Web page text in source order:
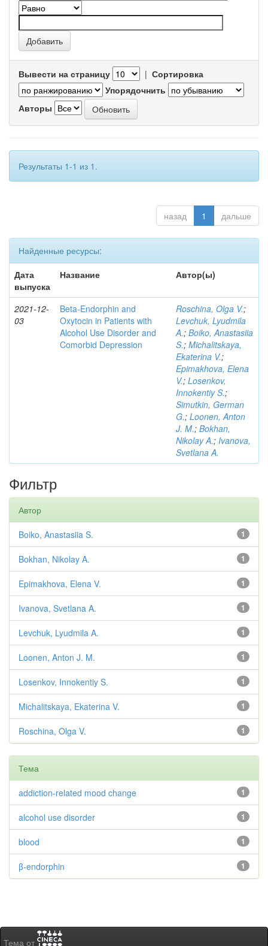
Вывести на страницу | Сортировка
Упорядочнить
Авторы
Результаты 1-1 из 1.
назад 1 дальше
Найденные ресурсы:
Дата
выпуска
Название Автор(ы)
2021-12-
03
Beta-Endorphin and
Oxytocin in Patients with
Alcohol Use Disorder and
Comorbid Depression
Roschina, Olga V.;
Levchuk, Lyudmila
A.; Boiko, Anastasiia
S.; Michalitskaya,
Ekaterina V.;
Epimakhova, Elena
V.; Losenkov,
Innokentiy S.;
Simutkin, German
G.; Loonen, Anton
J. M.; Bokhan,
Nikolay A.; Ivanova,
Svetlana A.
Фильтр
Автор
1
Boiko, Anastasiia S.
1
Bokhan, Nikolay A.
1
Epimakhova, Elena V.
1
Ivanova, Svetlana A.
1
Levchuk, Lyudmila A.
1
Loonen, Anton J. M.
1
Losenkov, Innokentiy S.
1
Michalitskaya, Ekaterina V.
1
Roschina, Olga V.
Тема
1
addiction-related mood change
1
alcohol use disorder
1
blood
1
β-endorphin
Тема от